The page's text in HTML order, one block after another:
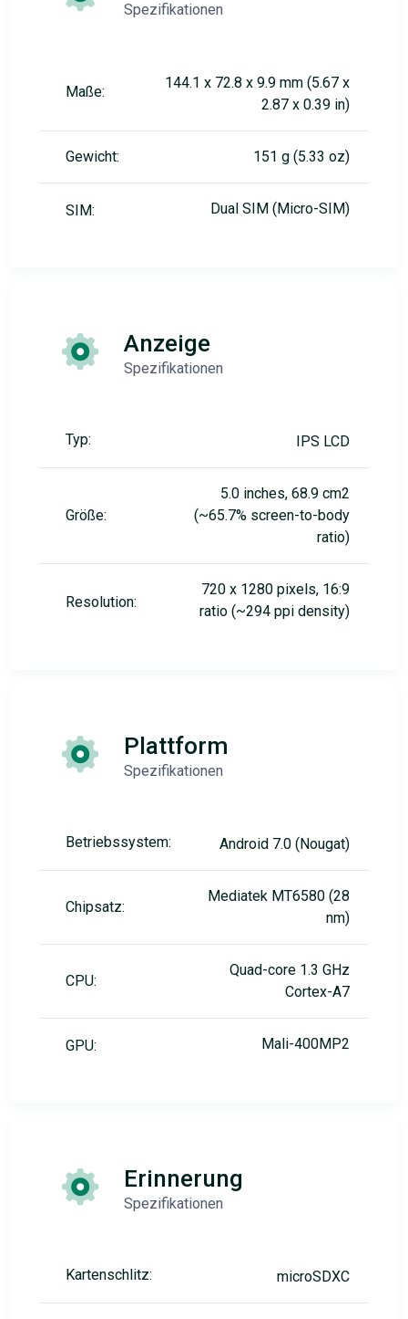
Spezifikationen
Maße:
144.1 x 72.8 x 9.9 mm (5.67 x
2.87 x 0.39 in)
Gewicht: 151 g (5.33 oz)
SIM: Dual SIM (Micro-SIM)
Anzeige
Spezifikationen
Typ: IPS LCD
Größe:
5.0 inches, 68.9 cm2
(~65.7% screen-to-body
ratio)
Resolution:
720 x 1280 pixels, 16:9
ratio (~294 ppi density)
Plattform
Spezifikationen
Betriebssystem: Android 7.0 (Nougat)
Chipsatz:
Mediatek MT6580 (28
nm)
CPU:
Quad-core 1.3 GHz
Cortex-A7
GPU: Mali-400MP2
Erinnerung
Spezifikationen
Kartenschlitz: microSDXC